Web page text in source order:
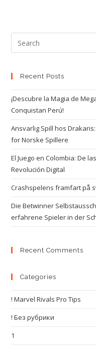
Recent Posts
¡Descubre la Magia de
Conquistan Perú!
Ansvarlig Spill hos
for Norske Spillere
El Juego en Colombia: De
Revolución Digital
Crashspelens framfart på
Die Betwinner
erfahrene Spieler in der
Recent Comments
Categories
! Marvel Rivals Pro Tips
! Без рубрики
1